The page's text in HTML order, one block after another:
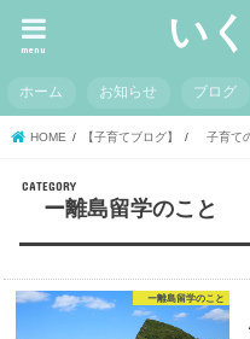
い
menu
ホーム お知らせ ブログ
HOME 【子育てブログ】 子育て
ー離島留学のこと
ー離島留学のこと